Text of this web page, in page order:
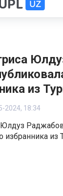
из
2024, 18:34